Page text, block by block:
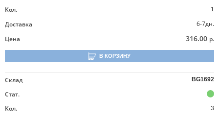
Кол.
1
Доставка
6-7дн.
Цена
316.00 р.
В КОРЗИНУ
Склад BG1692
Стат.
Кол.
3